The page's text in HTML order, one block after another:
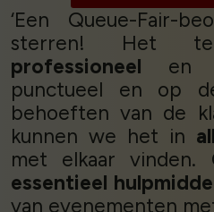
‘Een Queue-Fair-
sterren! Het
professioneel en
punctueel en op
behoeften van de
kunnen we het in
met elkaar vinden.
essentieel
van evenementen